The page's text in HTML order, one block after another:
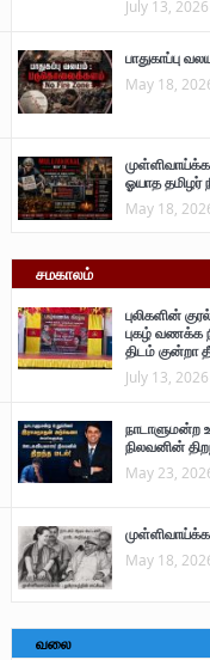
July 13, 2026
பாதுகாப்பு
May 18,
ஓயாத தமிழர்
May 18,
சமகாலம்
புலிகளின்
புகழ் வணக்க
திடம் குன்றா
July 13, 2026
நாடாளுமன்ற
நிலவனின்
May 23,
May 18,
வலை